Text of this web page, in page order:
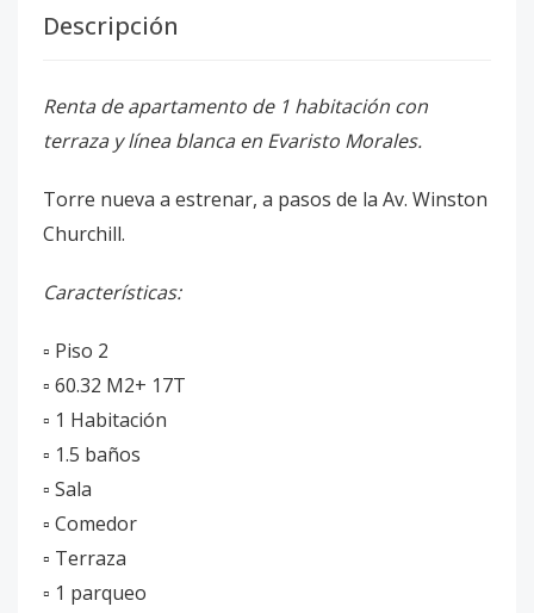
Descripción
Renta de apartamento de 1 habitación con
terraza y línea blanca en Evaristo Morales.
Torre nueva a estrenar, a pasos de la Av. Winston
Churchill.
Características:
▫️ Piso 2
▫️ 60.32 M2+ 17T
▫️ 1 Habitación
▫️ 1.5 baños
▫️ Sala
▫️ Comedor
▫️ Terraza
▫️ 1 parqueo